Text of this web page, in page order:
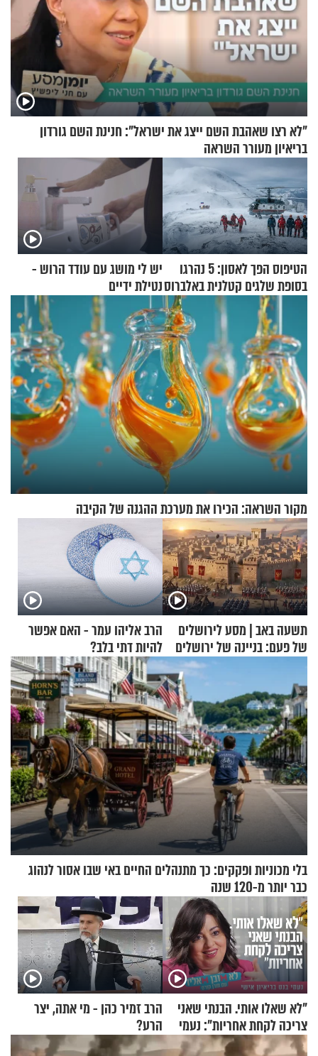
"לא רצו שאהבת השם ייצג את ישראל": חנינת השם גורדון
בריאיון מעורר השראה
הטיפוס הפך לאסון: 5 נהרגו
בסופת שלגים קטלנית באלברוס
יש לי מושג עם עודד הרוש -
נטילת ידיים
מקור השראה: הכירו את מערכת ההגנה של הקיבה
תשעה באב | מסע לירושלים
של פעם: בניינה של ירושלים
הרב אליהו עמר - האם אפשר
להיות דתי בלב?
בלי מכוניות ופקקים: כך מתנהלים החיים באי שבו אסור לנהוג
כבר יותר מ-120 שנה
"לא שאלו אותי. הבנתי שאני
צריכה לקחת אחריות": נעמי
בנט בריאיון אישי
הרב זמיר כהן - מי אתה, יצר
הרע?